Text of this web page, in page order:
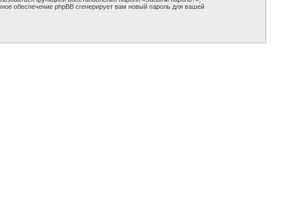
обеспечение phpBB сгенерирует вам новый пароль для вашей